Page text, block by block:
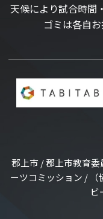
天候により試合時間
ゴミは各自
郡上市 / 郡上市教育
ーツコミッション /
ビ